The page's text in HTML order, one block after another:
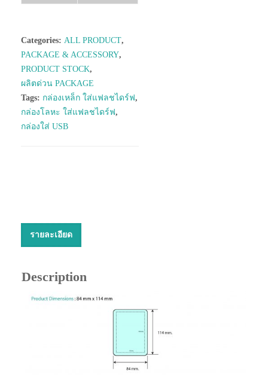
Categories: ALL PRODUCT,
PACKAGE & ACCESSORY,
PRODUCT STOCK,
ผลิตด่วน PACKAGE
Tags: กล่องเหล็ก ใส่แฟลชไดร์ฟ,
กล่องโลหะ ใส่แฟลชไดร์ฟ,
กล่องใส่ USB
รายละเอียด
Description